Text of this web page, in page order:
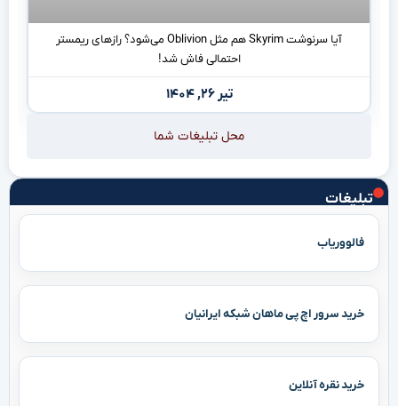
تبلیغات
فالووریاب
خرید سرور اچ پی ماهان شبکه ایرانیان
خرید نقره آنلاین
آیا سرنوشت Skyrim هم مثل Oblivion می‌شود؟ رازهای ریمستر
احتمالی فاش شد!
تیر ۲۶, ۱۴۰۴
محل تبلیغات شما